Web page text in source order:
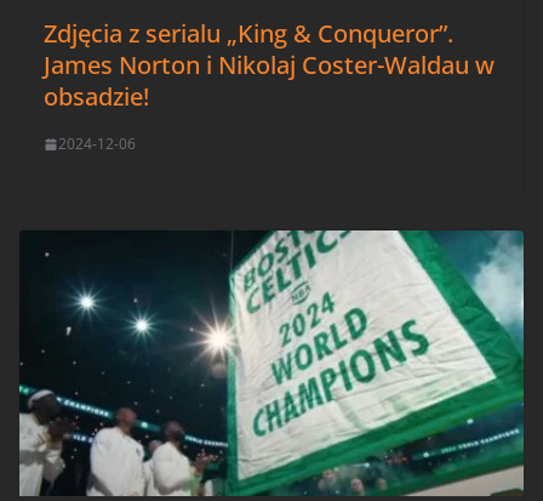
Zdjęcia z serialu „King & Conqueror”.
James Norton i Nikolaj Coster-Waldau w
obsadzie!
2024-12-06